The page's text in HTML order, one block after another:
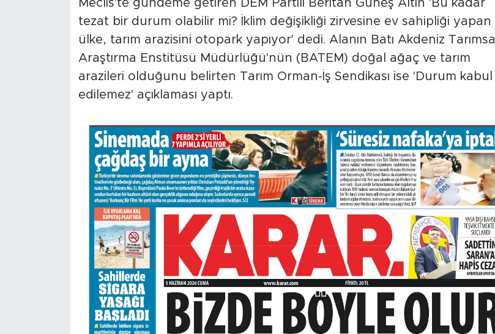
Meclis'te gündeme getiren DEM Partili Beritan Güneş Altın 'Bu kadar
tezat bir durum olabilir mi? İklim değişikliği zirvesine ev sahipliği yapan
ülke, tarım arazisini otopark yapıyor' dedi. Alanın Batı Akdeniz Tarımsal
Araştırma Enstitüsü Müdürlüğü'nün (BATEM) doğal ağaç ve tarım
arazileri olduğunu belirten Tarım Orman-İş Sendikası ise 'Durum kabul
edilemez' açıklaması yaptı.
ALINTI YAZARLAR
SOSYAL MEDYA